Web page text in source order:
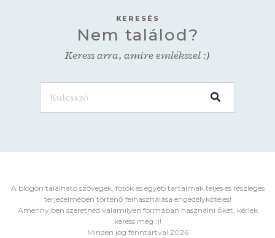
KERESÉS
Nem találod?
Keress arra, amire emlékszel :)
A blogon található szövegek, fotók és egyéb tartalmak teljes és részleges
terjedelmében történő felhasználása engedélyköteles!
Amennyiben szeretnéd valamilyen formában használni őket, kérlek
keress meg :)!
Minden jog fenntartva! 2026